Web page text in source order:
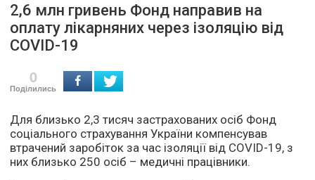
2,6 млн гривень Фонд направив на
оплату лікарняних через ізоляцію від
COVID-19
0
Поділились
Для близько 2,3 тисяч застрахованих осіб Фонд
соціального страхування України компенсував
втрачений заробіток за час ізоляції від COVID-19, з
них близько 250 осіб – медичні працівники.